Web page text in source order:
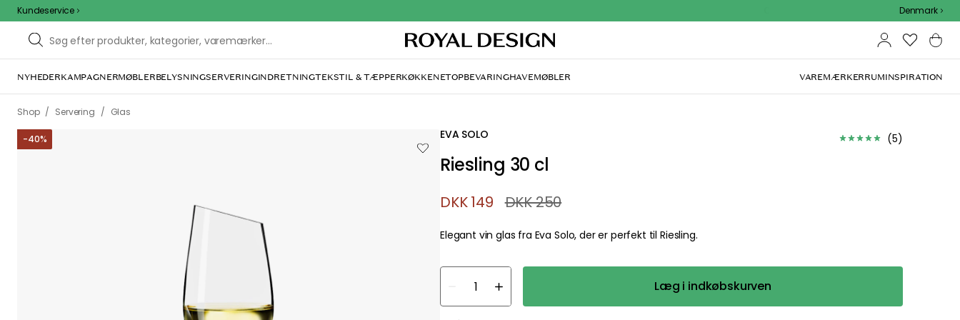
Kundeservice Denmark
NYHEDERKAMPAGNERMØBLERBELYSNINGSERVERINGINDRETNINGTEKSTIL & TÆPPERKØKKENETOPBEVARINGHAVEMØBLER VAREMÆRKERRUMINSPIRATION
Shop / Servering / Glas
-40% EVA SOLO (5)
Riesling 30 cl
DKK 149 DKK 250
Elegant vin glas fra Eva Solo, der er perfekt til Riesling.
Læg i indkøbskurven